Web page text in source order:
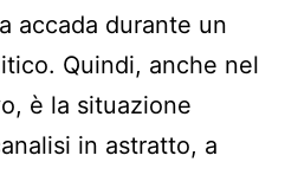
accada durante un
Quindi, anche nel
è la situazione
in astratto, a